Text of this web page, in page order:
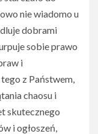
nie wiadomo u
dobrami
sobie prawo
i
z Państwem,
chaosu i
skutecznego
i ogłoszeń,